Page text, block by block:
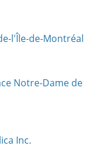
l'Île-de-Montréal
Notre-Dame de
Inc.